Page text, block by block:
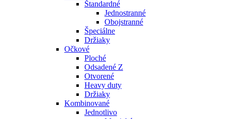
Štandardné
Jednostranné
Obojstranné
Špeciálne
Držiaky
Očkové
Ploché
Odsadené Z
Otvorené
Heavy duty
Držiaky
Kombinované
Jednotlivo